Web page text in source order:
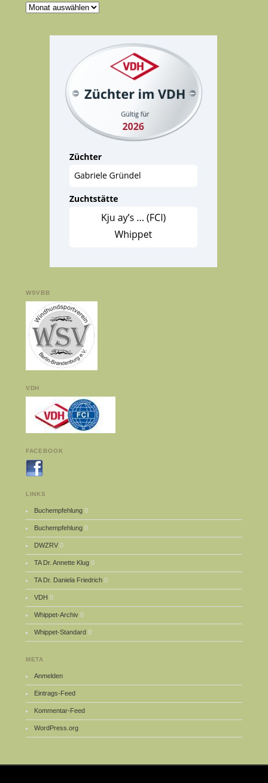
Archive
WSVBB
VDH
FACEBOOK
LINKS
Buchempfehlung 0
Buchempfehlung 0
DWZRV 0
TA Dr. Annette Klug 0
TA Dr. Daniela Friedrich 0
VDH 0
Whippet-Archiv 0
Whippet-Standard 0
META
Anmelden
Eintrags-Feed
Kommentar-Feed
WordPress.org